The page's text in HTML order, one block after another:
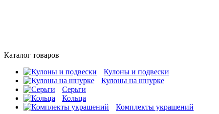
Каталог товаров
Кулоны и подвески
Кулоны на шнурке
Серьги
Кольца
Комплекты украшений